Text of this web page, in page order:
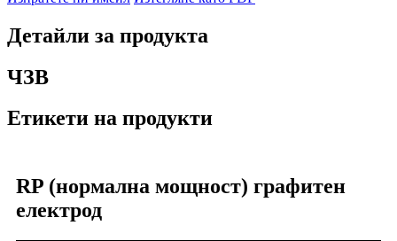
Детайли за продукта
ЧЗВ
Етикети на продукти
RP (нормална мощност) графитен
електрод